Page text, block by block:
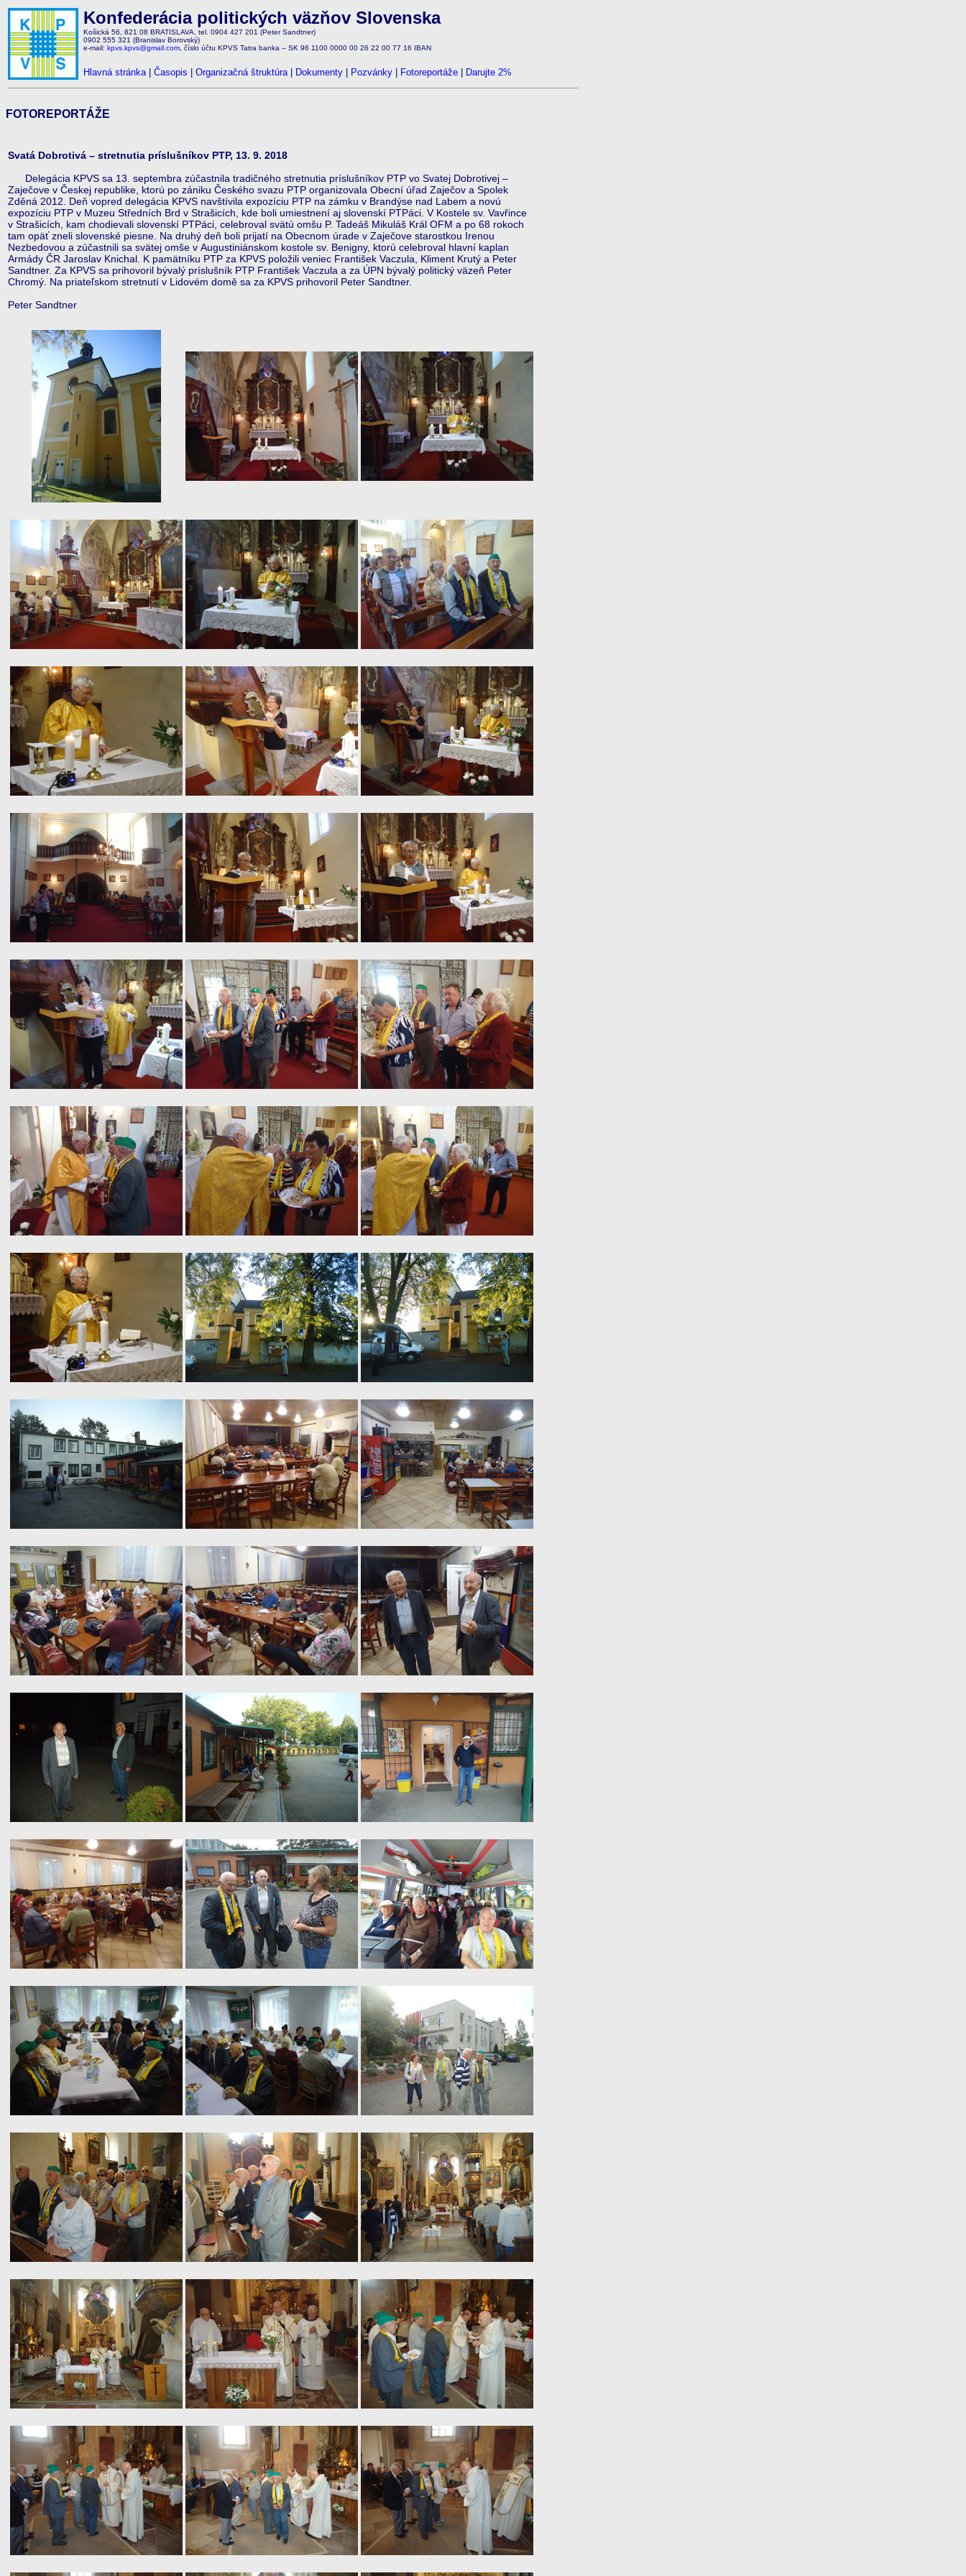
Konfederácia politických väzňov Slovenska
Košická 56, 821 08 BRATISLAVA, tel. 0904 427 201 (Peter Sandtner)
0902 555 321 (Branislav Borovský)
e-mail: kpvs.kpvs@gmail.com , číslo účtu KPVS Tatra banka – SK 96 1100 0000 00 26 22 00 77 16 IBAN
Hlavná stránka| Časopis Organizačná štruktúra| Dokumenty Pozvánky Fotoreportáže Darujte 2%
FOTOREPORTÁŽE
Svatá Dobrotivá – stretnutia príslušníkov PTP, 13. 9. 2018
Delegácia KPVS sa 13. septembra zúčastnila tradičného stretnutia príslušníkov PTP vo Svatej Dobrotivej –
Zaječove v Českej republike, ktorú po zániku Českého svazu PTP organizovala Obecní úřad Zaječov a Spolek
Zděná 2012. Deň vopred delegácia KPVS navštívila expozíciu PTP na zámku v Brandýse nad Labem a novú
expozíciu PTP v Muzeu Středních Brd v Strašicích, kde boli umiestnení aj slovenskí PTPáci. V Kostele sv. Vavřince
v Strašicích, kam chodievali slovenskí PTPáci, celebroval svätú omšu P. Tadeáš Mikuláš Král OFM a po 68 rokoch
tam opäť zneli slovenské piesne. Na druhý deň boli prijatí na Obecnom úrade v Zaječove starostkou Irenou
Nezbedovou a zúčastnili sa svätej omše v Augustiniánskom kostole sv. Benigny, ktorú celebroval hlavní kaplan
Armády ČR Jaroslav Knichal. K pamätníku PTP za KPVS položili veniec František Vaczula, Kliment Krutý a Peter
Sandtner. Za KPVS sa prihovoril bývalý príslušník PTP František Vaczula a za ÚPN bývalý politický väzeň Peter
Chromý. Na priateľskom stretnutí v Lidovém domě sa za KPVS prihovoril Peter Sandtner.
Peter Sandtner